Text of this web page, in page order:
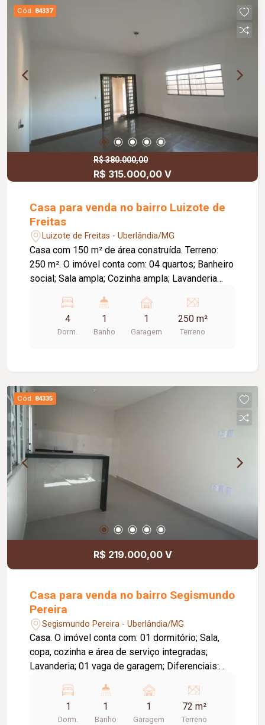
Cód. 84337
R$ 380.000,00
R$ 315.000,00 V
Casa para venda no bairro Luizote de
Freitas
Luizote de Freitas - Uberlândia/MG
Casa com 150 m² de área construída. Terreno:
250 m². O imóvel conta com: 04 quartos; Banheiro
social; Sala ampla; Cozinha ampla; Lavanderia
vaga de garagem; Diferenciais: Imóvel recém-
pintado e reformado.
4
Dorm.
1
Banho
1
Garagem
250 m²
Terreno
Cód. 84335
R$ 219.000,00 V
Casa para venda no bairro Segismundo
Pereira
Segismundo Pereira - Uberlândia/MG
Casa. O imóvel conta com: 01 dormitório; Sala,
copa, cozinha e área de serviço integradas;
Lavanderia; 01 vaga de garagem; Diferenciais:
Ambientes integrados, proporcionando melhor
aproveitamento dos espaços.
1
Dorm.
1
Banho
1
Garagem
72 m²
Terreno